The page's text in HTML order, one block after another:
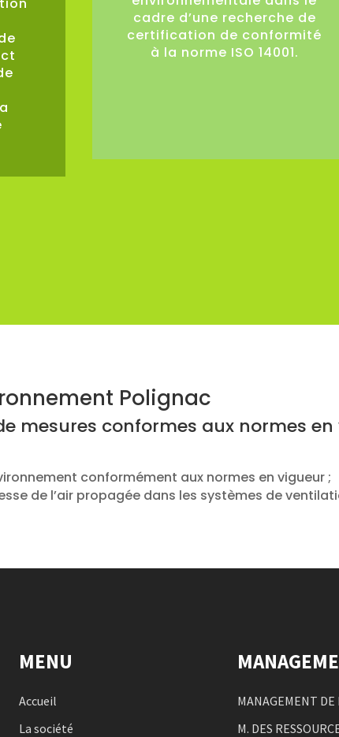
cadre d’une recherche de
certification de conformité
à la norme ISO 14001.
Polignac
mesures conformes aux normes en
conformément aux normes en vigueur ;
de l’air propagée dans les systèmes de
MENU
Accueil
La société
MANAGEMENT DE
M. DES